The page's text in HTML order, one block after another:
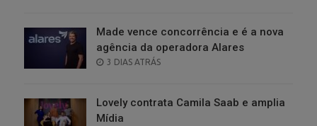
Made vence concorrência e é a nova
agência da operadora Alares
POSTED
3 DIAS ATRÁS
Lovely contrata Camila Saab e amplia
Mídia